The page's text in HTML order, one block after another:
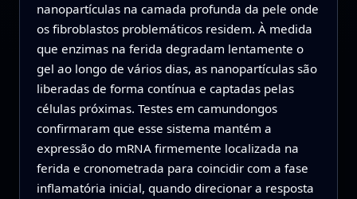
nanopartículas na camada profunda da pele onde
os fibroblastos problemáticos residem. À medida
que enzimas na ferida degradam lentamente o
gel ao longo de vários dias, as nanopartículas são
liberadas de forma contínua e captadas pelas
células próximas. Testes em camundongos
confirmaram que esse sistema mantém a
expressão do mRNA firmemente localizada na
ferida e cronometrada para coincidir com a fase
inflamatória inicial, quando direcionar a resposta